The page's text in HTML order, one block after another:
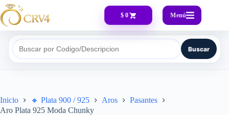
$ 0 Menú
Buscar por Codigo/Descripcion Buscar
Inicio 🔸​ Plata 900 / 925 Aros
Pasantes
Aro Plata 925 Moda Chunky